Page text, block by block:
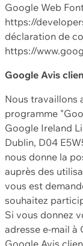
Google Web
https://
déclaration de
https://
Google Avis
Nous travaillons
programme
Google Ireland
Dublin, D04
nous donne la
auprès des
vous est
souhaitez
Si vous donnez
adresse e-mail à